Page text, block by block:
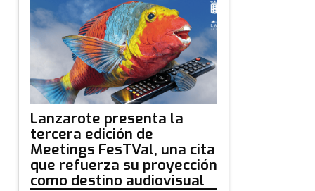
Lanzarote presenta la
tercera edición de
Meetings FesTVal, una cita
que refuerza su proyección
como destino audiovisual